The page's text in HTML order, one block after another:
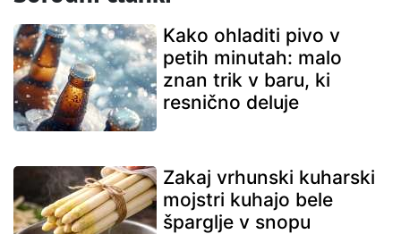
Kako ohladiti pivo v
petih minutah: malo
znan trik v baru, ki
resnično deluje
Zakaj vrhunski kuharski
mojstri kuhajo bele
šparglje v snopu